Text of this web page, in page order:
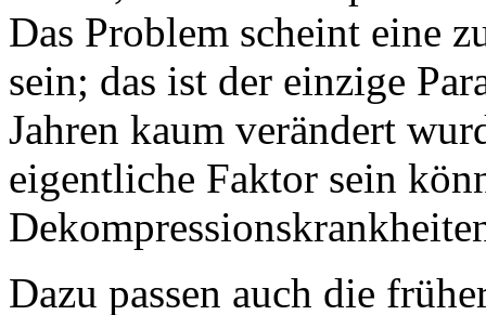
Das Problem scheint eine
sein; das ist der einzige
Jahren kaum verändert
eigentliche Faktor sein
Dazu passen auch die